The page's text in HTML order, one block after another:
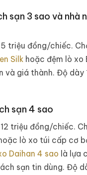
sạn 3 sao và nhà
triệu đồng/chiếc.
Silk hoặc đệm lò xo
và giá thành. Độ dày
sạn 4 sao
triệu đồng/chiếc.
lò xo túi cấp cơ
Daihan 4 sao là lựa
sạn tin dùng. Độ